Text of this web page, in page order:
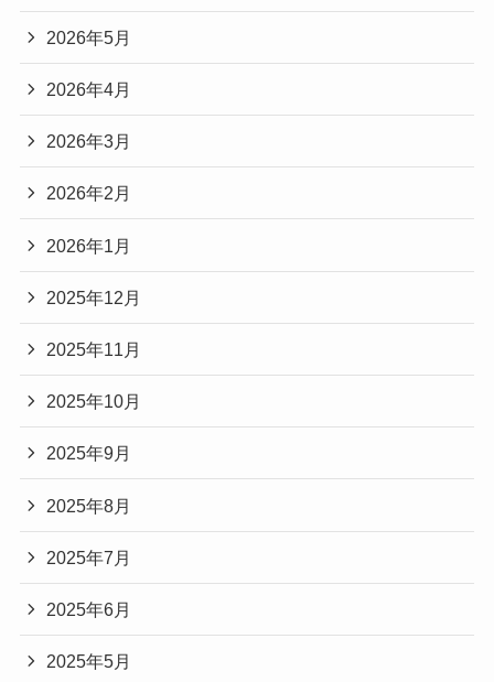
2026年5月
2026年4月
2026年3月
2026年2月
2026年1月
2025年12月
2025年11月
2025年10月
2025年9月
2025年8月
2025年7月
2025年6月
2025年5月